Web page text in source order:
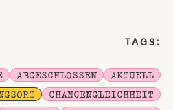
TAGS:
ABGESCHLOSSEN AKTUELL
CHANCENGLEICHHEIT